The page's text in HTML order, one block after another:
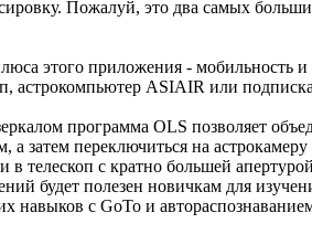
Пожалуй, это два самых
этого приложения - мобильность
астрокомпьютер ASIAIR или
программа OLS позволяет
а затем переключиться на
в телескоп с кратно большей
будет полезен новичкам для
навыков с GoTo и